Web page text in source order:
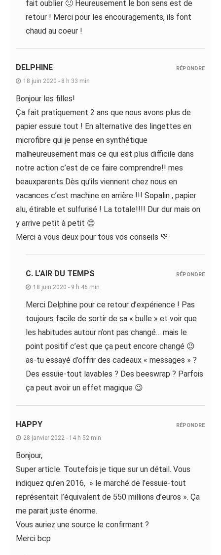
fait oublier 🙂 Heureusement le bon sens est de
retour ! Merci pour les encouragements, ils font
chaud au coeur !
DELPHINE
18 juin 2020 - 8 h 33 min
Bonjour les filles!
Ça fait pratiquement 2 ans que nous avons plus de
papier essuie tout ! En alternative des lingettes en
microfibre qui je pense en synthétique
malheureusement mais ce qui est plus difficile dans
notre action c’est de ce faire comprendre!! mes
beauxparents Dès qu’ils viennent chez nous en
vacances c’est machine en arrière !!! Sopalin , papier
alu, étirable et sulfurisé ! La totale!!!! Dur dur mais on
y arrive petit à petit 😊
Merci a vous deux pour tous vos conseils 💚
RÉPONDRE
C. L'AIR DU TEMPS
18 juin 2020 - 9 h 46 min
Merci Delphine pour ce retour d’expérience ! Pas
toujours facile de sortir de sa « bulle » et voir que
les habitudes autour n’ont pas changé… mais le
point positif c’est que ça peut encore changé 😉
as-tu essayé d’offrir des cadeaux « messages » ?
Des essuie-tout lavables ? Des beeswrap ? Parfois
ça peut avoir un effet magique 😉
RÉPONDRE
HAPPY
28 janvier 2022 - 14 h 52 min
Bonjour,
Super article. Toutefois je tique sur un détail. Vous
indiquez qu’en 2016, » le marché de l’essuie-tout
représentait l’équivalent de 550 millions d’euros ». Ça
me parait juste énorme.
Vous auriez une source le confirmant ?
Merci bcp
RÉPONDRE